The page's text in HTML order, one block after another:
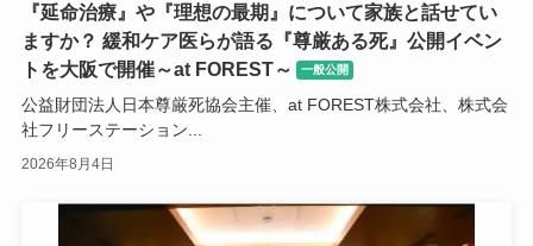
『延命治療』や『理想の最期』について家族と話せてい
ますか？ 緩和ケア医らが語る『尊厳ある死』公開イベン
トを大阪で開催～at FOREST～
一般公開
公益財団法人日本尊厳死協会主催、at FOREST株式会社、株式会
社フリーステーション...
2026年8月4日